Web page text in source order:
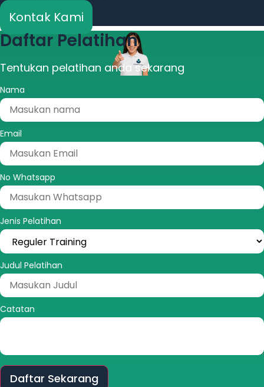
Kontak Kami
Daftar Pelatihan
Tentukan pelatihan anda sekarang
Nama
Email
No Whatsapp
Jenis Pelatihan
Judul Pelatihan
Catatan
Daftar Sekarang